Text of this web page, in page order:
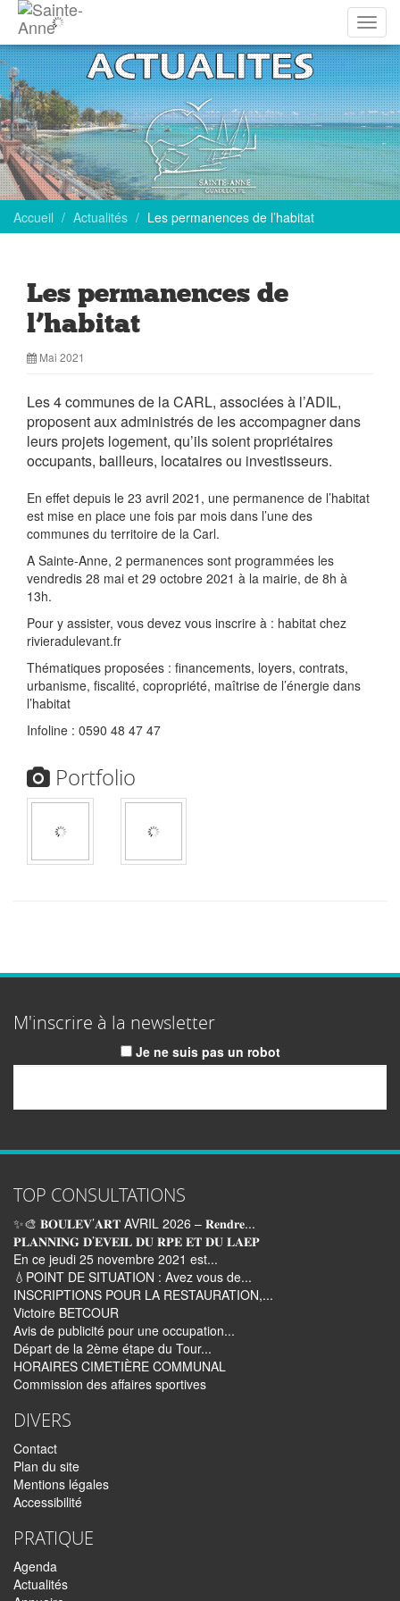
la
Accueil Actualités Les permanences de l’habitat
Les permanences de
l’habitat
Mai 2021
Les 4 communes de la CARL, associées à l’ADIL,
proposent aux administrés de les accompagner dans
leurs projets logement, qu’ils soient propriétaires
occupants, bailleurs, locataires ou investisseurs.
En effet depuis le 23 avril 2021, une permanence de l’habitat
est mise en place une fois par mois dans l’une des
communes du territoire de la Carl.
A Sainte-Anne, 2 permanences sont programmées les
vendredis 28 mai et 29 octobre 2021 à la mairie, de 8h à
13h.
Pour y assister, vous devez vous inscrire à : habitat chez
rivieradulevant.fr
Thématiques proposées : financements, loyers, contrats,
urbanisme, fiscalité, copropriété, maîtrise de l’énergie dans
l’habitat
Infoline : 0590 48 47 47
Portfolio
M'inscrire à la newsletter
Je ne suis pas un robot
TOP CONSULTATIONS
✨🎨 𝐁𝐎𝐔𝐋𝐄𝐕’𝐀𝐑𝐓 AVRIL 2026 – 𝐑𝐞𝐧𝐝𝐫𝐞...
𝐏𝐋𝐀𝐍𝐍𝐈𝐍𝐆 𝐃’𝐄𝐕𝐄𝐈𝐋 𝐃𝐔 𝐑𝐏𝐄 𝐄𝐓 𝐃𝐔 𝐋𝐀𝐄𝐏
En ce jeudi 25 novembre 2021 est...
💧POINT DE SITUATION : Avez vous de...
INSCRIPTIONS POUR LA RESTAURATION,...
Victoire BETCOUR
Avis de publicité pour une occupation...
Départ de la 2ème étape du Tour...
HORAIRES CIMETIÈRE COMMUNAL
Commission des affaires sportives
DIVERS
Contact
Plan du site
Mentions légales
Accessibilité
PRATIQUE
Agenda
Actualités